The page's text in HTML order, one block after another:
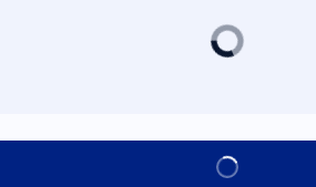
Alles zien